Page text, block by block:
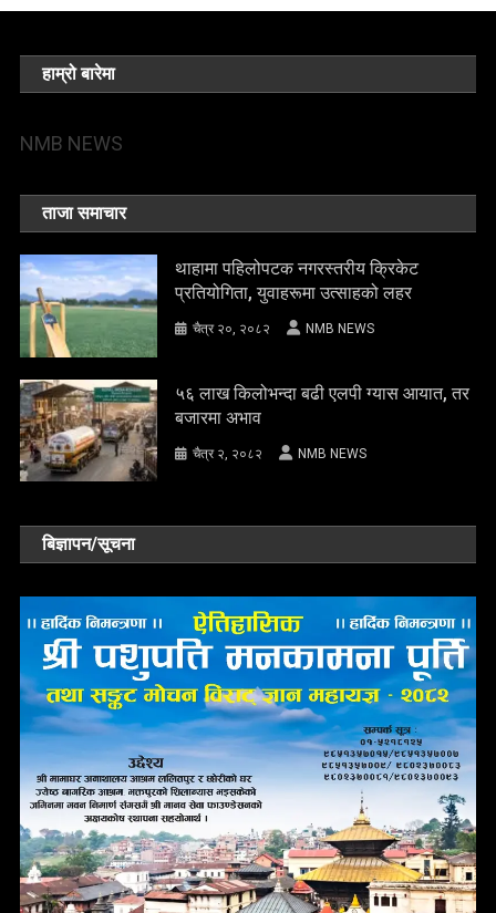
हाम्रो बारेमा
NMB NEWS
ताजा समाचार
थाहामा पहिलोपटक नगरस्तरीय क्रिकेट
प्रतियोगिता, युवाहरूमा उत्साहको लहर
चैत्र २०, २०८२ NMB NEWS
५६ लाख किलोभन्दा बढी एलपी ग्यास आयात, तर
बजारमा अभाव
चैत्र २, २०८२ NMB NEWS
बिज्ञापन/सूचना